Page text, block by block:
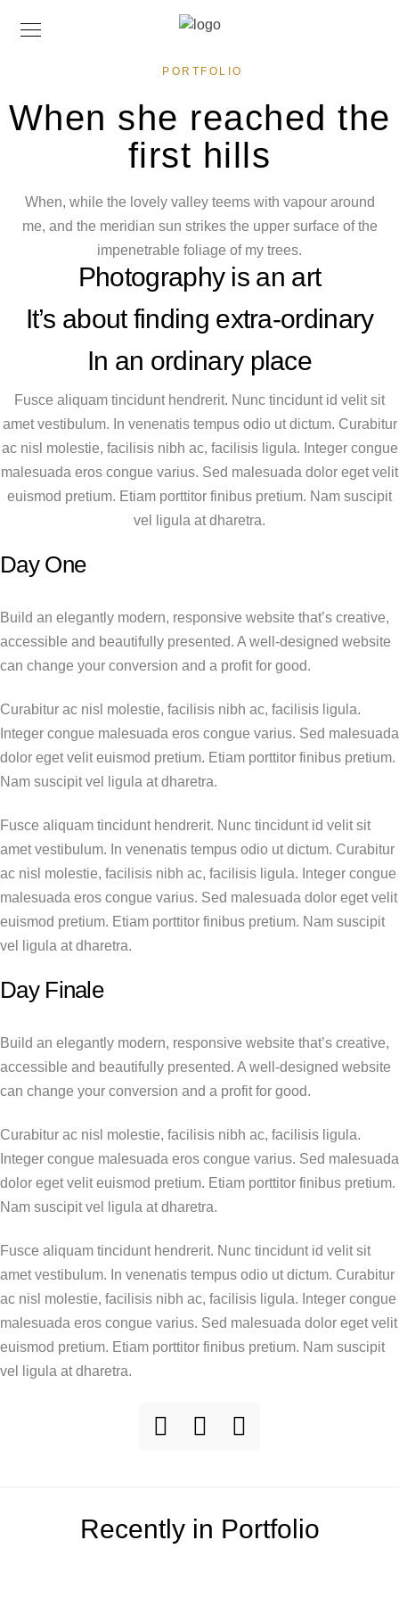
PORTFOLIO
When she reached the
first hills
When, while the lovely valley teems with vapour around
me, and the meridian sun strikes the upper surface of the
impenetrable foliage of my trees.
Photography is an art
It’s about finding extra-ordinary
In an ordinary place
Fusce aliquam tincidunt hendrerit. Nunc tincidunt id velit sit
amet vestibulum. In venenatis tempus odio ut dictum. Curabitur
ac nisl molestie, facilisis nibh ac, facilisis ligula. Integer congue
malesuada eros congue varius. Sed malesuada dolor eget velit
euismod pretium. Etiam porttitor finibus pretium. Nam suscipit
vel ligula at dharetra.
Day One
Build an elegantly modern, responsive website that’s creative,
accessible and beautifully presented. A well-designed website
can change your conversion and a profit for good.
Curabitur ac nisl molestie, facilisis nibh ac, facilisis ligula.
Integer congue malesuada eros congue varius. Sed malesuada
dolor eget velit euismod pretium. Etiam porttitor finibus pretium.
Nam suscipit vel ligula at dharetra.
Fusce aliquam tincidunt hendrerit. Nunc tincidunt id velit sit
amet vestibulum. In venenatis tempus odio ut dictum. Curabitur
ac nisl molestie, facilisis nibh ac, facilisis ligula. Integer congue
malesuada eros congue varius. Sed malesuada dolor eget velit
euismod pretium. Etiam porttitor finibus pretium. Nam suscipit
vel ligula at dharetra.
Day Finale
Build an elegantly modern, responsive website that’s creative,
accessible and beautifully presented. A well-designed website
can change your conversion and a profit for good.
Curabitur ac nisl molestie, facilisis nibh ac, facilisis ligula.
Integer congue malesuada eros congue varius. Sed malesuada
dolor eget velit euismod pretium. Etiam porttitor finibus pretium.
Nam suscipit vel ligula at dharetra.
Fusce aliquam tincidunt hendrerit. Nunc tincidunt id velit sit
amet vestibulum. In venenatis tempus odio ut dictum. Curabitur
ac nisl molestie, facilisis nibh ac, facilisis ligula. Integer congue
malesuada eros congue varius. Sed malesuada dolor eget velit
euismod pretium. Etiam porttitor finibus pretium. Nam suscipit
vel ligula at dharetra.
Recently in Portfolio